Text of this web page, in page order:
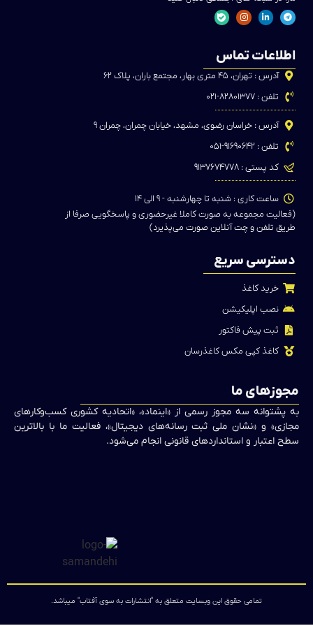
اطلاعات تماس
آدرس : تهران، ۴۵ متری بهار، مجتمع باران، پلاک ۶۲
تلفن : ۸۲۸۰۱۳۷۷-۰۲۱
آدرس : خراسان رضوی، مشهد، خیابان چمران، چمران ۹
تلفن : ۹۱۶۹۰۶۴۲-۰۵۱
کد پستی : ۹۱۳۷۶۷۴۷۷۸
ساعت کاری : شنبه تا چهارشنبه - ۹ الی ۱۴
(فعالیت مجموعه به صورت کاملا غیرحضوری و پاسخگویی صرفا از
طریق تلفن و چت آنلاین صورت می‌پذیرد)
دسترسی سریع
خرید کاغذ
نصب اپلیکیشن
ثبت پیش فاکتور
کاغذ کپی مکس کاغذرسان
مجوزهای ما
به پشتوانه سه مجوز رسمی از «اینماد»، «اتحادیه کشوری کسب‌وکارهای
مجازی» و «نشان ملی ثبت رسانه‌های دیجیتال»، فعالیت ما با بالاترین
سطح اعتبار و استانداردهای قانونی انجام می‌شود.
تمامی حقوق این وبسایت متعلق به "انتشارات به سوی آفتاب" میباشد.